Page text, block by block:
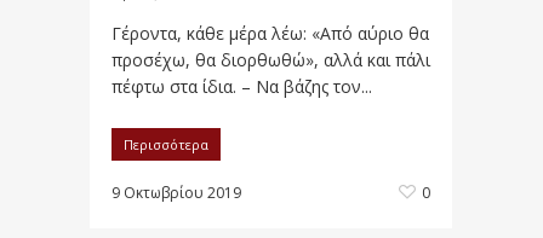
Γέροντα, κάθε μέρα λέω: «Από αύριο θα
προσέχω, θα διορθωθώ», αλλά και πάλι
πέφτω στα ίδια. – Να βάζης τον...
Περισσότερα
9 Οκτωβρίου 2019 0